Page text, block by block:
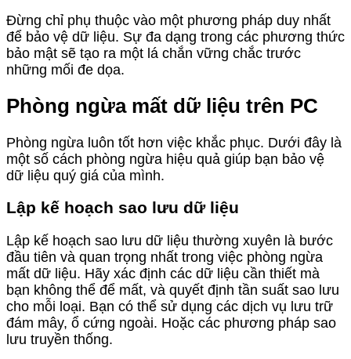
Đừng chỉ phụ thuộc vào một phương pháp duy nhất
để bảo vệ dữ liệu. Sự đa dạng trong các phương thức
bảo mật sẽ tạo ra một lá chắn vững chắc trước
những mối đe dọa.
Phòng ngừa mất dữ liệu trên PC
Phòng ngừa luôn tốt hơn việc khắc phục. Dưới đây là
một số cách phòng ngừa hiệu quả giúp bạn bảo vệ
dữ liệu quý giá của mình.
Lập kế hoạch sao lưu dữ liệu
Lập kế hoạch sao lưu dữ liệu thường xuyên là bước
đầu tiên và quan trọng nhất trong việc phòng ngừa
mất dữ liệu. Hãy xác định các dữ liệu cần thiết mà
bạn không thể để mất, và quyết định tần suất sao lưu
cho mỗi loại. Bạn có thể sử dụng các dịch vụ lưu trữ
đám mây, ổ cứng ngoài. Hoặc các phương pháp sao
lưu truyền thống.